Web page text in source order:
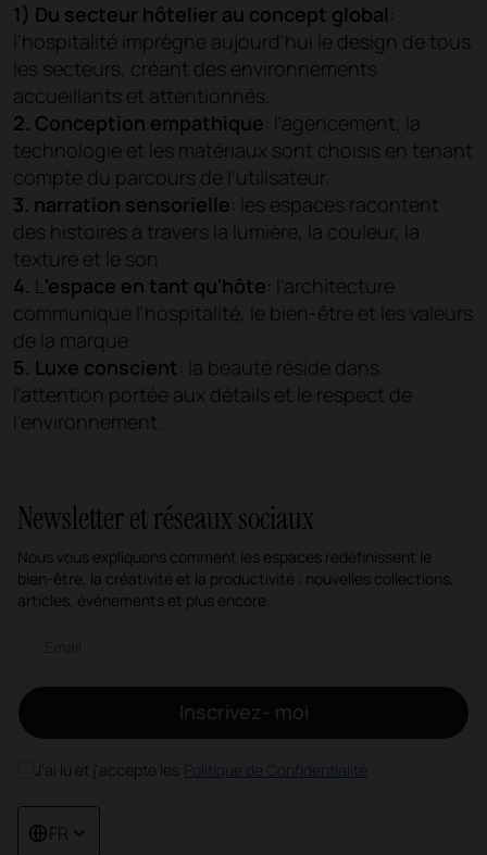
1) Du secteur hôtelier au concept global:
l'hospitalité imprègne aujourd'hui le design de tous
les secteurs, créant des environnements
accueillants et attentionnés.
2. Conception empathique: l'agencement, la
technologie et les matériaux sont choisis en tenant
compte du parcours de l'utilisateur.
3. narration sensorielle: les espaces racontent
des histoires à travers la lumière, la couleur, la
texture et le son
4. L'espace en tant qu'hôte: l'architecture
communique l'hospitalité, le bien-être et les valeurs
de la marque.
5. Luxe conscient: la beauté réside dans
l'attention portée aux détails et le respect de
l'environnement.
Newsletter et réseaux sociaux
Nous vous expliquons comment les espaces redéfinissent le
bien-être, la créativité et la productivité : nouvelles collections,
articles, événements et plus encore.
Inscrivez- moi
J'ai lu et j'accepte les Politique de Confidentialité
FR